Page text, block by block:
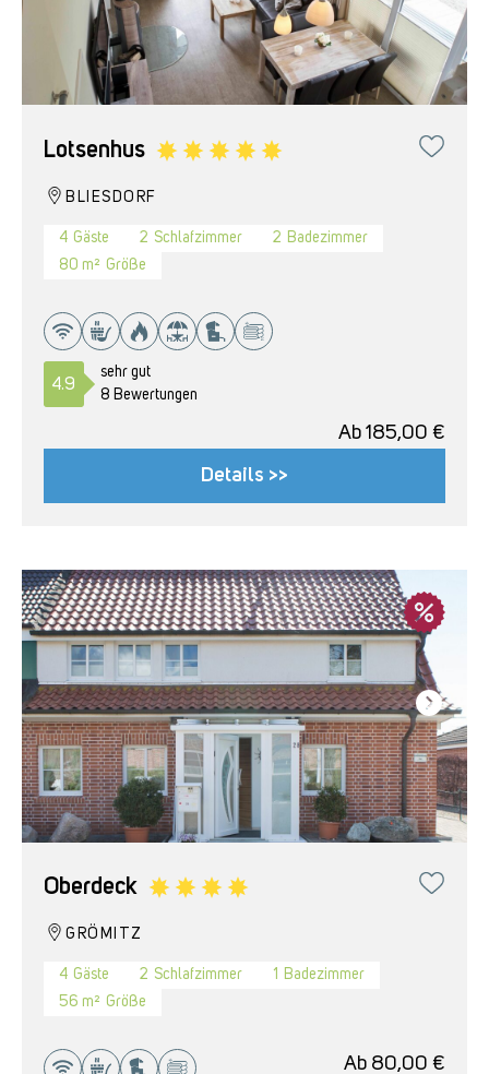
Lotsenhus
BLIESDORF
4 Gäste 2 Schlafzimmer 2 Badezimmer
80 m² Größe
4.9
sehr gut
8 Bewertungen
Ab 185,00 €
Details >>
Oberdeck
GRÖMITZ
4 Gäste 2 Schlafzimmer 1
Badezimmer
56 m² Größe
Ab 80,00 €